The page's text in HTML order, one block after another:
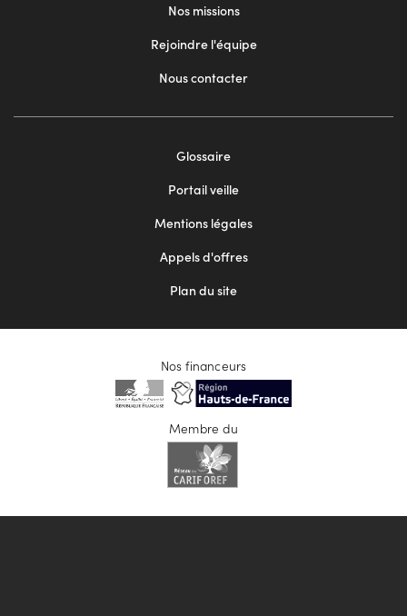
Nos missions
Rejoindre l'équipe
Nous contacter
Glossaire
Portail veille
Mentions légales
Appels d'offres
Plan du site
Nos financeurs
Membre du